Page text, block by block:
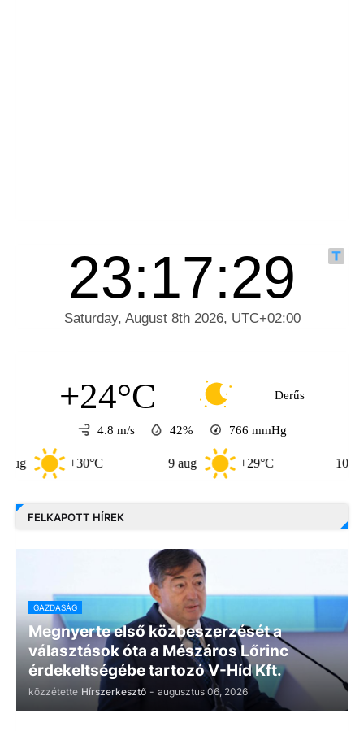
+24°C Derűs
4.8 m/s 42% 766 mmHg
+30°C +29°C
FELKAPOTT HÍREK
GAZDASÁG
Megnyerte első közbeszerzését a
választások óta a Mészáros Lőrinc
érdekeltségébe tartozó V-Híd Kft.
közzétette Hírszerkesztő - augusztus 06, 2026